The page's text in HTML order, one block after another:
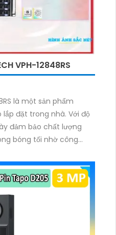
và vận hành mạng.
VPH-12848RS
là một sản phẩm
đặt trong nhà. Với độ
đảm bảo chất lượng
bóng tối nhờ công
tích hợp công nghệ IP
Nghệ AI giúp cung cấp
nơi. Hơn nữa, camera
nghệ lưu trữ
cho khả năng lưu trữ lâu